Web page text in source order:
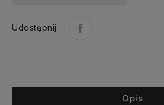
Udostępnij
Opis